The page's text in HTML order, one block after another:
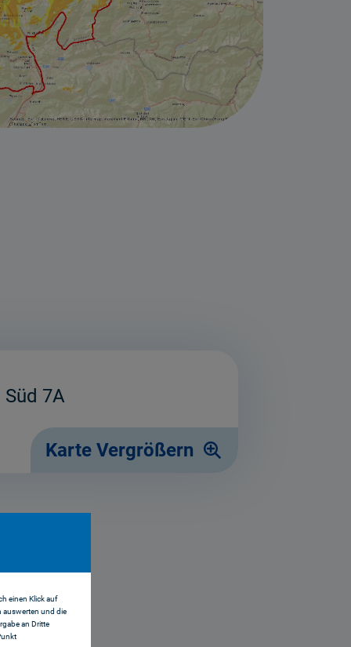
einen Klick auf
auswerten und die
an Dritte
Süd 7A
Karte Vergrößern